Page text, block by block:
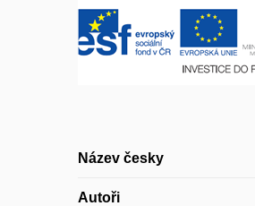
Název česky
Autoři